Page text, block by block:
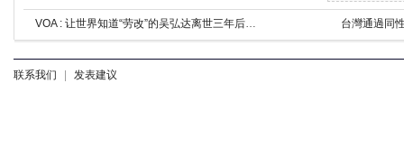
台灣通過同
联系我们 | 发表建议